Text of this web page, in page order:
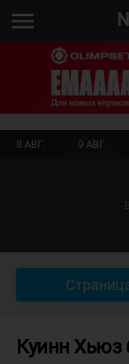
menu
8 АВГ. 9 АВГ.
Куинн Хьюз